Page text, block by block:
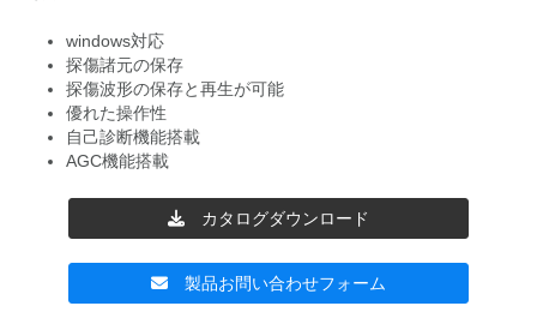
windows対応
探傷諸元の保存
探傷波形の保存と再生が可能
優れた操作性
自己診断機能搭載
AGC機能搭載
カタログダウンロード
製品お問い合わせフォーム